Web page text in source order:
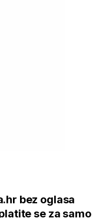
bez oglasa
se za samo